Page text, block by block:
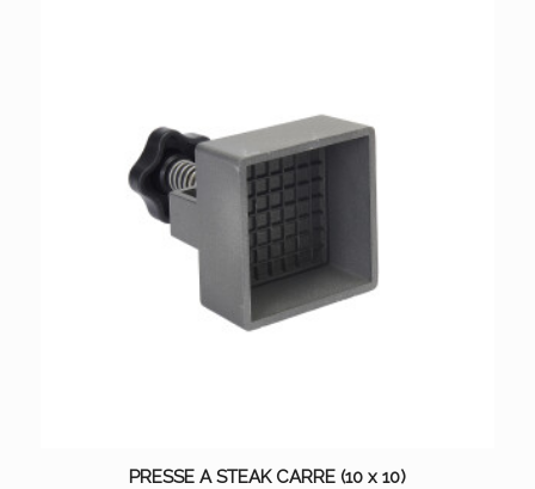
PRESSE A STEAK CARRE (10 x 10)